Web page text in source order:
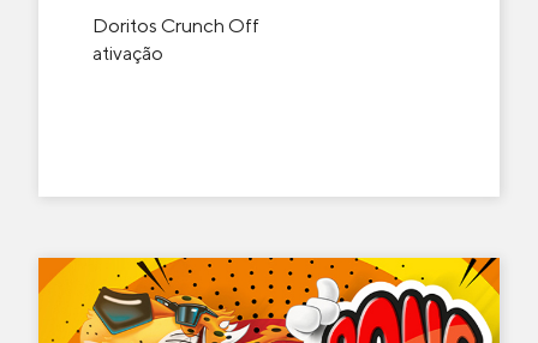
Doritos Crunch Off
ativação